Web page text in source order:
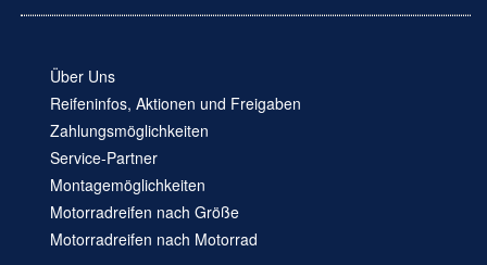
Über Uns
Reifeninfos, Aktionen und Freigaben
Zahlungsmöglichkeiten
Service-Partner
Montagemöglichkeiten
Motorradreifen nach Größe
Motorradreifen nach Motorrad